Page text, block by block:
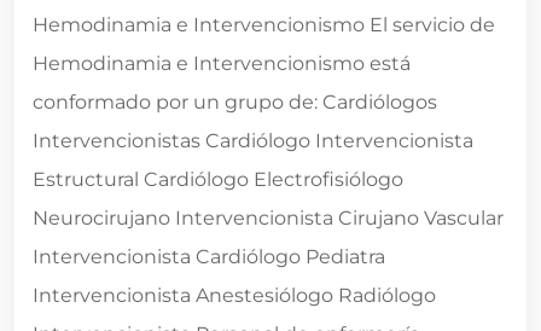
Hemodinamia e Intervencionismo El servicio de
Hemodinamia e Intervencionismo está
conformado por un grupo de: Cardiólogos
Intervencionistas Cardiólogo Intervencionista
Estructural Cardiólogo Electrofisiólogo
Neurocirujano Intervencionista Cirujano Vascular
Intervencionista Cardiólogo Pediatra
Intervencionista Anestesiólogo Radiólogo